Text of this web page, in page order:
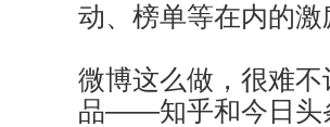
动、榜单等在内的激
微博这么做，很难
品——知乎和今日头